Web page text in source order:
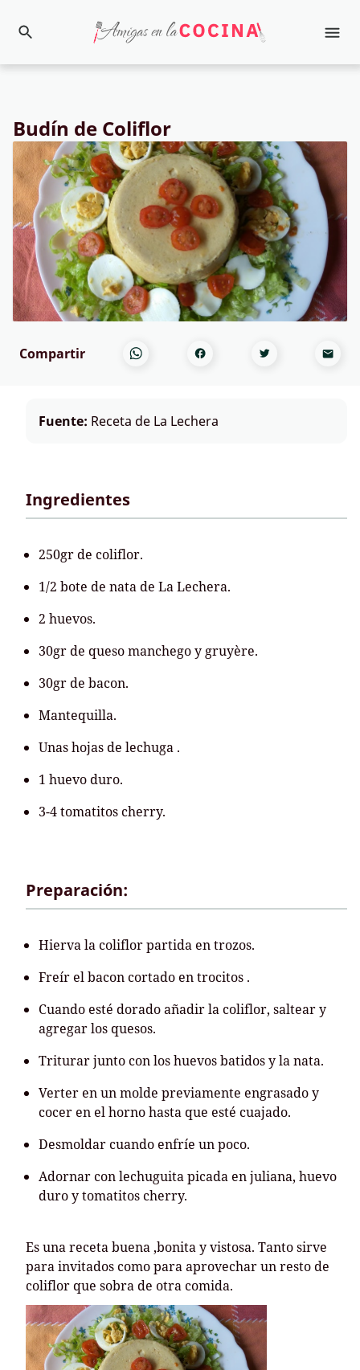
Budín de Coliflor
Compartir
Fuente: Receta de La Lechera
Ingredientes
250gr de coliflor.
1/2 bote de nata de La Lechera.
2 huevos.
30gr de queso manchego y gruyère.
30gr de bacon.
Mantequilla.
Unas hojas de lechuga .
1 huevo duro.
3-4 tomatitos cherry.
Preparación:
Hierva la coliflor partida en trozos.
Freír el bacon cortado en trocitos .
Cuando esté dorado añadir la coliflor, saltear y
agregar los quesos.
Triturar junto con los huevos batidos y la nata.
Verter en un molde previamente engrasado y
cocer en el horno hasta que esté cuajado.
Desmoldar cuando enfríe un poco.
Adornar con lechuguita picada en juliana, huevo
duro y tomatitos cherry.
Es una receta buena ,bonita y vistosa. Tanto sirve
para invitados como para aprovechar un resto de
coliflor que sobra de otra comida.